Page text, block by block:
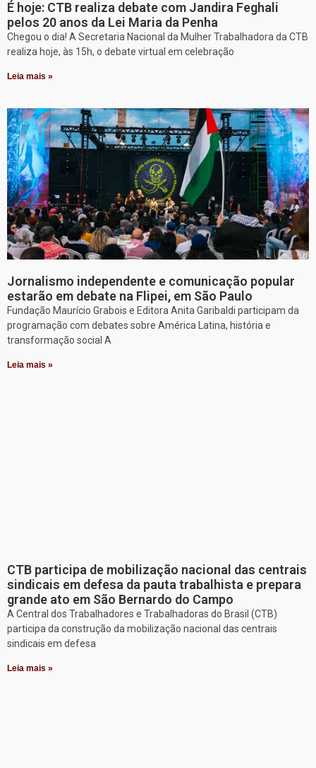
É hoje: CTB realiza debate com Jandira Feghali
pelos 20 anos da Lei Maria da Penha
Chegou o dia! A Secretaria Nacional da Mulher Trabalhadora da CTB
realiza hoje, às 15h, o debate virtual em celebração
Leia mais »
Jornalismo independente e comunicação popular
estarão em debate na Flipei, em São Paulo
Fundação Maurício Grabois e Editora Anita Garibaldi participam da
programação com debates sobre América Latina, história e
transformação social A
Leia mais »
CTB participa de mobilização nacional das centrais
sindicais em defesa da pauta trabalhista e prepara
grande ato em São Bernardo do Campo
A Central dos Trabalhadores e Trabalhadoras do Brasil (CTB)
participa da construção da mobilização nacional das centrais
sindicais em defesa
Leia mais »